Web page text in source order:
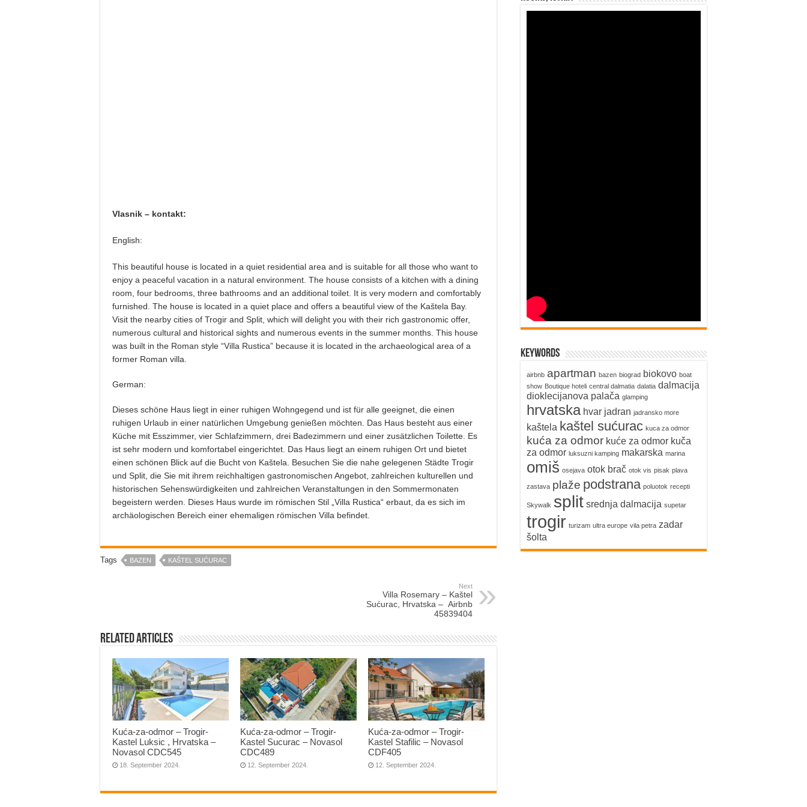
Vlasnik – kontakt:
English:
This beautiful house is located in a quiet residential area and is suitable for all those who want to
enjoy a peaceful vacation in a natural environment. The house consists of a kitchen with a dining
room, four bedrooms, three bathrooms and an additional toilet. It is very modern and comfortably
furnished. The house is located in a quiet place and offers a beautiful view of the Kaštela Bay.
Visit the nearby cities of Trogir and Split, which will delight you with their rich gastronomic offer,
numerous cultural and historical sights and numerous events in the summer months. This house
was built in the Roman style “Villa Rustica” because it is located in the archaeological area of ​​a
former Roman villa.
German:
Dieses schöne Haus liegt in einer ruhigen Wohngegend und ist für alle geeignet, die einen
ruhigen Urlaub in einer natürlichen Umgebung genießen möchten. Das Haus besteht aus einer
Küche mit Esszimmer, vier Schlafzimmern, drei Badezimmern und einer zusätzlichen Toilette. Es
ist sehr modern und komfortabel eingerichtet. Das Haus liegt an einem ruhigen Ort und bietet
einen schönen Blick auf die Bucht von Kaštela. Besuchen Sie die nahe gelegenen Städte Trogir
und Split, die Sie mit ihrem reichhaltigen gastronomischen Angebot, zahlreichen kulturellen und
historischen Sehenswürdigkeiten und zahlreichen Veranstaltungen in den Sommermonaten
begeistern werden. Dieses Haus wurde im römischen Stil „Villa Rustica“ erbaut, da es sich im
archäologischen Bereich einer ehemaligen römischen Villa befindet.
Tags BAZEN KAŠTEL SUĆURAC
Next
Villa Rosemary – Kaštel
Sućurac, Hrvatska – Airbnb
45839404
Related Articles
Kuća-za-odmor – Trogir-
Kastel Luksic , Hrvatska –
Novasol CDC545
18. September 2024.
Kuća-za-odmor – Trogir-
Kastel Sucurac – Novasol
CDC489
12. September 2024.
Kuća-za-odmor – Trogir-
Kastel Stafilic – Novasol
CDF405
12. September 2024.
keywords
airbnb apartman bazen biograd biokovo boat
show Boutique hoteli central dalmatia dalatia dalmacija
dioklecijanova palača glamping
hrvatska hvar jadran jadransko more
kaštela kaštel sućurac kuca za odmor
kuća za odmor kuće za odmor kuča
za odmor luksuzni kamping makarska marina
omiš osejava otok brač otok vis pisak plava
zastava plaže podstrana poluotok recepti
Skywalk split srednja dalmacija supetar
trogir turizam ultra europe vila petra zadar
šolta